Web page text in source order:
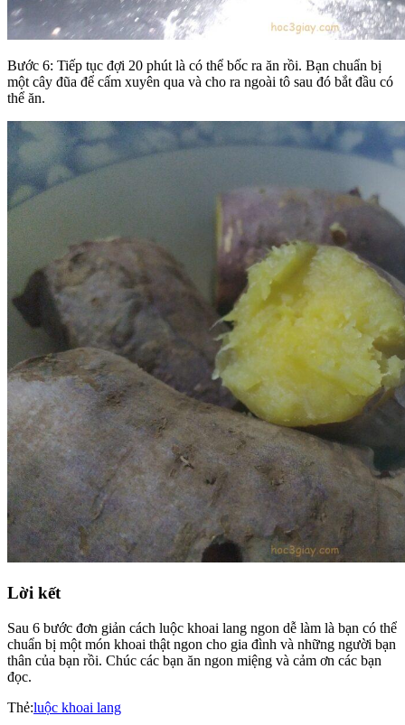
Bước 6: Tiếp tục đợi 20 phút là có thể bốc ra ăn rồi. Bạn chuẩn bị
một cây đũa để cấm xuyên qua và cho ra ngoài tô sau đó bắt đầu có
thể ăn.
Lời kết
Sau 6 bước đơn giản cách luộc khoai lang ngon dễ làm là bạn có thể
chuẩn bị một món khoai thật ngon cho gia đình và những người bạn
thân của bạn rồi. Chúc các bạn ăn ngon miệng và cảm ơn các bạn
đọc.
Thẻ:luộc khoai lang